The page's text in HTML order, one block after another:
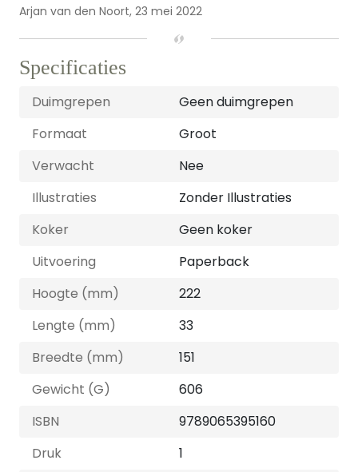
Arjan van den Noort, 23 mei 2022
Specificaties
Duimgrepen
Geen duimgrepen
Formaat
Groot
Verwacht
Nee
Illustraties
Zonder Illustraties
Koker
Geen koker
Uitvoering
Paperback
Hoogte (mm)
222
Lengte (mm)
33
Breedte (mm)
151
Gewicht (G)
606
ISBN
9789065395160
Druk
1